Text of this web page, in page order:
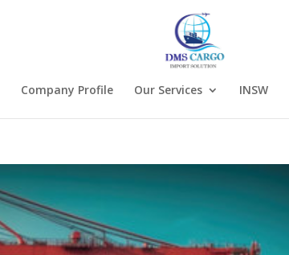
Company Profile Our Services INSW